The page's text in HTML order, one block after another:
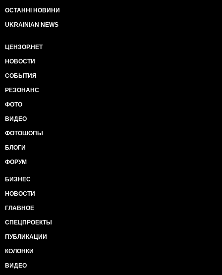
ОСТАННІ НОВИНИ
UKRAINIAN NEWS
ЦЕНЗОР.НЕТ
НОВОСТИ
СОБЫТИЯ
РЕЗОНАНС
ФОТО
ВИДЕО
ФОТОШОПЫ
БЛОГИ
ФОРУМ
БИЗНЕС
НОВОСТИ
ГЛАВНОЕ
СПЕЦПРОЕКТЫ
ПУБЛИКАЦИИ
КОЛОНКИ
ВИДЕО